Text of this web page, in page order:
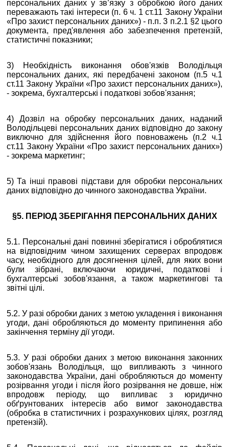
персональних даних у зв’язку з обробкою його даних
переважають такі інтереси (п. 6 ч. 1 ст.11 Закону України
«Про захист персональних даних») - п.п. 3 п.2.1 §2 цього
документа, пред'явлення або забезпечення претензій,
статистичні показники;
3) Необхідність виконання обов'язків Володільця
персональних даних, які передбачені законом (п.5 ч.1
ст.11 Закону України «Про захист персональних даних»),
- зокрема, бухгалтерські і податкові зобов'язання;
4) Дозвіл на обробку персональних даних, наданий
Володільцеві персональних даних відповідно до закону
виключно для здійснення його повноважень (п.2 ч.1
ст.11 Закону України «Про захист персональних даних»)
- зокрема маркетинг;
5) Та інші правові підстави для обробки персональних
даних відповідно до чинного законодавства України.
§5. ПЕРІОД ЗБЕРІГАННЯ ПЕРСОНАЛЬНИХ ДАНИХ
5.1. Персональні дані повинні зберігатися і оброблятися
на відповідним чином захищених серверах впродовж
часу, необхідного для досягнення цілей, для яких вони
були зібрані, включаючи юридичні, податкові і
бухгалтерські зобов'язання, а також маркетингові та
звітні цілі.
5.2. У разі обробки даних з метою укладення і виконання
угоди, дані обробляються до моменту припинення або
закінчення терміну дії угоди.
5.3. У разі обробки даних з метою виконання законних
зобов'язань Володільця, що випливають з чинного
законодавства України, дані обробляються до моменту
розірвання угоди і після його розірвання не довше, ніж
впродовж періоду, що випливає з юридично
обґрунтованих інтересів або вимог законодавства
(обробка в статистичних і розрахункових цілях, розгляд
претензій).